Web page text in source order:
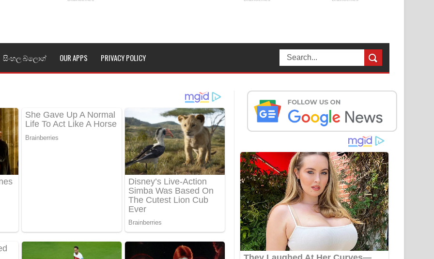
පද පෙළ
cup song lyrics
පද පෙළ
ගීතයේ පද පෙළ
පද පෙළ
පෙළ
සිංහල බ්ලොග් OUR APPS PRIVACY POLICY